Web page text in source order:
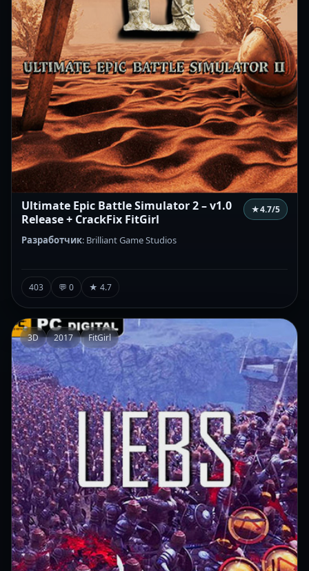
Ultimate Epic Battle Simulator 2 – v1.0
Release + CrackFix FitGirl
★4.7/5
Разработчик: Brilliant Game Studios
403 💬 0 ★ 4.7
3D 2017 FitGirl